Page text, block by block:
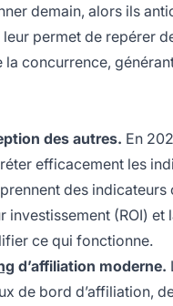
demain, alors ils
permet de repérer
concurrence,
des autres. En
efficacement les
des
(ROI)
ce qui fonctionne.
d’affiliation moderne.
de bord d’affiliation,